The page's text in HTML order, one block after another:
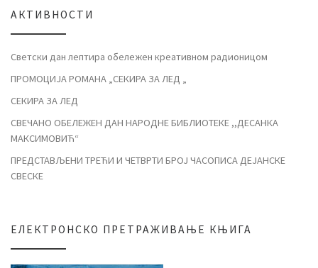
АКТИВНОСТИ
Светски дан лептира обележен креативном радионицом
ПРОМОЦИЈА РОМАНА „СЕКИРА ЗА ЛЕД „
СЕКИРА ЗА ЛЕД
СВЕЧАНО ОБЕЛЕЖЕН ДАН НАРОДНЕ БИБЛИОТЕКЕ ,,ДЕСАНКА
МАКСИМОВИЋ“
ПРЕДСТАВЉЕНИ ТРЕЋИ И ЧЕТВРТИ БРОЈ ЧАСОПИСА ДЕЈАНСКЕ
СВЕСКЕ
ЕЛЕКТРОНСКО ПРЕТРАЖИВАЊЕ КЊИГА